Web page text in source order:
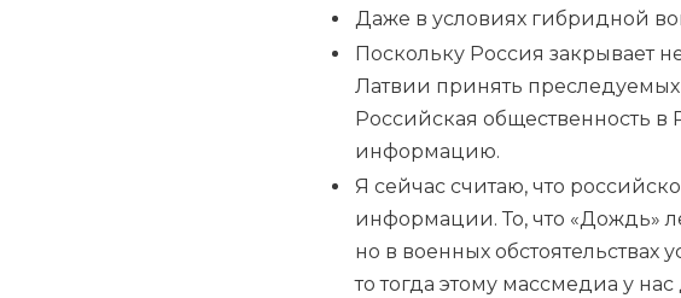
Даже в условиях гибридной
Поскольку Россия закрывает
Латвии принять
Российская общественность
информацию.
Я сейчас считаю, что
информации. То, что «Дождь»
но в военных
то тогда этому массмедиа у нас